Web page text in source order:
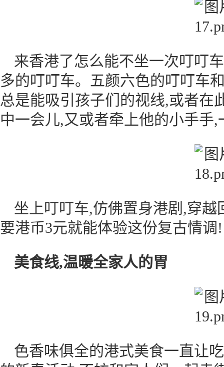
来香港了怎么能不坐一次叮叮
多的叮叮车。五颜六色的叮叮车
总是能吸引孩子们的视线,或者在
中一会儿,又或者牵上他的小手手
坐上叮叮车,仿佛置身港剧,穿
要港币3元就能体验这份复古情调!
美食线,温暖全家人的胃
色香味俱全的港式美食一直让